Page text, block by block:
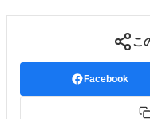
こ
Facebook